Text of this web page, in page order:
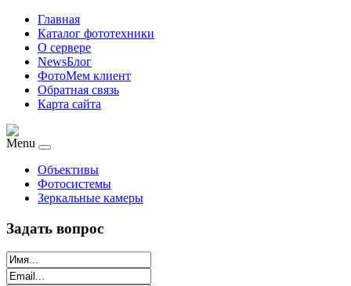
Главная
Каталог фототехники
О сервере
NewsБлог
ФотоМем клиент
Обратная связь
Карта сайта
Menu
Объективы
Фотосистемы
Зеркальные камеры
Задать вопрос